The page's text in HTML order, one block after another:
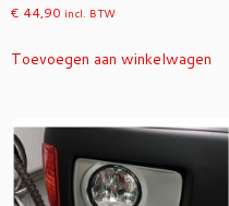
€ 44,90 incl. BTW
Toevoegen aan winkelwagen